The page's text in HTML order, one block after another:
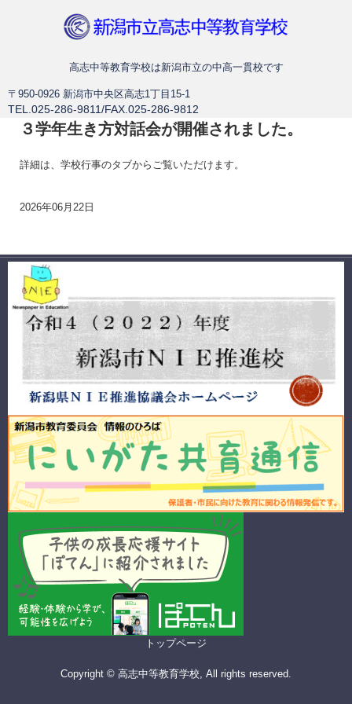
新潟市立高志中等教育学校
高志中等教育学校は新潟市立の中高一貫校です
〒950-0926 新潟市中央区高志1丁目15-1
TEL.025-286-9811/FAX.025-286-9812
３学年生き方対話会が開催されました。
詳細は、学校行事のタブからご覧いただけます。
2026年06月22日
トップページ
Copyright © 高志中等教育学校, All rights reserved.